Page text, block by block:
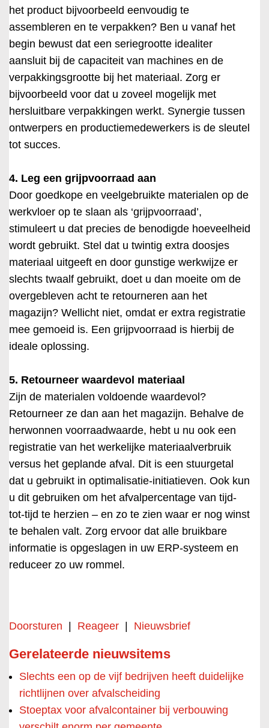
het product bijvoorbeeld eenvoudig te
assembleren en te verpakken? Ben u vanaf het
begin bewust dat een seriegrootte idealiter
aansluit bij de capaciteit van machines en de
verpakkingsgrootte bij het materiaal. Zorg er
bijvoorbeeld voor dat u zoveel mogelijk met
hersluitbare verpakkingen werkt. Synergie tussen
ontwerpers en productiemedewerkers is de sleutel
tot succes.
4. Leg een grijpvoorraad aan
Door goedkope en veelgebruikte materialen op de
werkvloer op te slaan als ‘grijpvoorraad’,
stimuleert u dat precies de benodigde hoeveelheid
wordt gebruikt. Stel dat u twintig extra doosjes
materiaal uitgeeft en door gunstige werkwijze er
slechts twaalf gebruikt, doet u dan moeite om de
overgebleven acht te retourneren aan het
magazijn? Wellicht niet, omdat er extra registratie
mee gemoeid is. Een grijpvoorraad is hierbij de
ideale oplossing.
5. Retourneer waardevol materiaal
Zijn de materialen voldoende waardevol?
Retourneer ze dan aan het magazijn. Behalve de
herwonnen voorraadwaarde, hebt u nu ook een
registratie van het werkelijke materiaalverbruik
versus het geplande afval. Dit is een stuurgetal
dat u gebruikt in optimalisatie-initiatieven. Ook kun
u dit gebruiken om het afvalpercentage van tijd-
tot-tijd te herzien – en zo te zien waar er nog winst
te behalen valt. Zorg ervoor dat alle bruikbare
informatie is opgeslagen in uw ERP-systeem en
reduceer zo uw rommel.
Doorsturen Reageer Nieuwsbrief
Gerelateerde nieuwsitems
Slechts een op de vijf bedrijven heeft duidelijke
richtlijnen over afvalscheiding
Stoeptax voor afvalcontainer bij verbouwing